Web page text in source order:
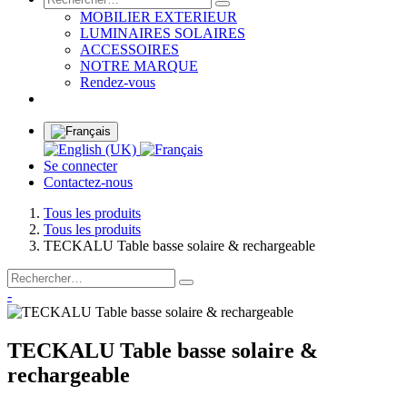
MOBILIER EXTERIEUR
LUMINAIRES SOLAIRES
ACCESSOIRES
NOTRE MARQUE
Rendez-vous
Se connecter
Contactez-nous
Tous les produits
Tous les produits
TECKALU Table basse solaire & rechargeable
-
TECKALU Table basse solaire &
rechargeable